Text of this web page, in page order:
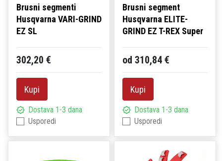
Brusni segmenti
Husqvarna VARI-GRIND
EZ SL
302,20 €
Kupi
Dostava 1-3 dana
Usporedi
Brusni segment
Husqvarna ELITE-
GRIND EZ T-REX Super
od 310,84 €
Kupi
Dostava 1-3 dana
Usporedi